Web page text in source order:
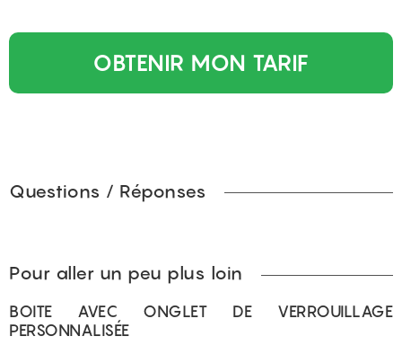
OBTENIR MON TARIF
Questions / Réponses
Pour aller un peu plus loin
BOITE AVEC ONGLET DE VERROUILLAGE
PERSONNALISÉE